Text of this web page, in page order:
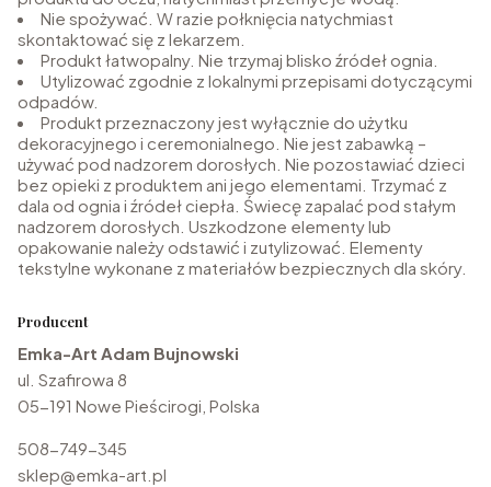
Nie spożywać. W razie połknięcia natychmiast
skontaktować się z lekarzem.
Produkt łatwopalny. Nie trzymaj blisko źródeł ognia.
Utylizować zgodnie z lokalnymi przepisami dotyczącymi
odpadów.
Produkt przeznaczony jest wyłącznie do użytku
dekoracyjnego i ceremonialnego. Nie jest zabawką –
używać pod nadzorem dorosłych. Nie pozostawiać dzieci
bez opieki z produktem ani jego elementami. Trzymać z
dala od ognia i źródeł ciepła. Świecę zapalać pod stałym
nadzorem dorosłych. Uszkodzone elementy lub
opakowanie należy odstawić i zutylizować. Elementy
tekstylne wykonane z materiałów bezpiecznych dla skóry.
Producent
Emka-Art Adam Bujnowski
ul. Szafirowa 8
05-191 Nowe Pieścirogi, Polska
508-749-345
sklep@emka-art.pl